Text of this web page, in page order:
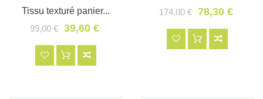
Tissu texturé panier...
99,00 €
39,60 €
174,00 €
78,30 €